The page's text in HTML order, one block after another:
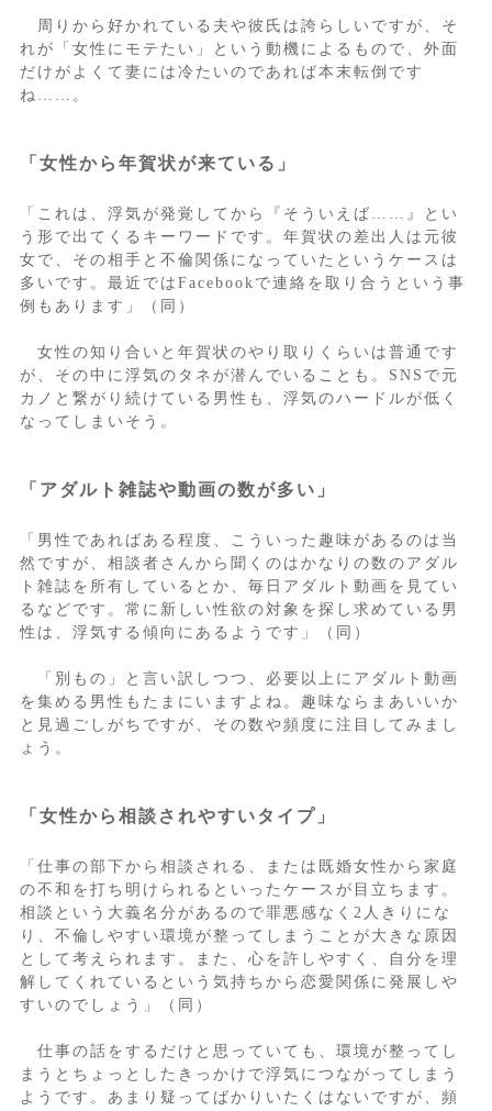
周りから好かれている夫や彼氏は誇らしいですが、そ
れが「女性にモテたい」という動機によるもので、外面
だけがよくて妻には冷たいのであれば本末転倒です
ね……。
「女性から年賀状が来ている」
「これは、浮気が発覚してから『そういえば……』とい
う形で出てくるキーワードです。年賀状の差出人は元彼
女で、その相手と不倫関係になっていたというケースは
多いです。最近ではFacebookで連絡を取り合うという事
例もあります」（同）
女性の知り合いと年賀状のやり取りくらいは普通です
が、その中に浮気のタネが潜んでいることも。SNSで元
カノと繋がり続けている男性も、浮気のハードルが低く
なってしまいそう。
「アダルト雑誌や動画の数が多い」
「男性であればある程度、こういった趣味があるのは当
然ですが、相談者さんから聞くのはかなりの数のアダル
ト雑誌を所有しているとか、毎日アダルト動画を見てい
るなどです。常に新しい性欲の対象を探し求めている男
性は、浮気する傾向にあるようです」（同）
「別もの」と言い訳しつつ、必要以上にアダルト動画
を集める男性もたまにいますよね。趣味ならまあいいか
と見過ごしがちですが、その数や頻度に注目してみまし
ょう。
「女性から相談されやすいタイプ」
「仕事の部下から相談される、または既婚女性から家庭
の不和を打ち明けられるといったケースが目立ちます。
相談という大義名分があるので罪悪感なく2人きりにな
り、不倫しやすい環境が整ってしまうことが大きな原因
として考えられます。また、心を許しやすく、自分を理
解してくれているという気持ちから恋愛関係に発展しや
すいのでしょう」（同）
仕事の話をするだけと思っていても、環境が整ってし
まうとちょっとしたきっかけで浮気につながってしまう
ようです。あまり疑ってばかりいたくはないですが、頻